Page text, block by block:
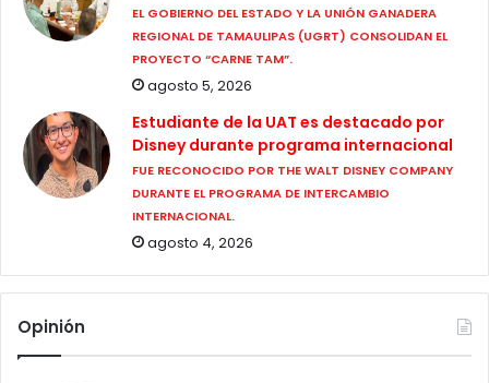
EL GOBIERNO DEL ESTADO Y LA UNIÓN GANADERA
REGIONAL DE TAMAULIPAS (UGRT) CONSOLIDAN EL
PROYECTO “CARNE TAM”.
agosto 5, 2026
Estudiante de la UAT es destacado por
Disney durante programa internacional
FUE RECONOCIDO POR THE WALT DISNEY COMPANY
DURANTE EL PROGRAMA DE INTERCAMBIO
INTERNACIONAL.
agosto 4, 2026
Opinión